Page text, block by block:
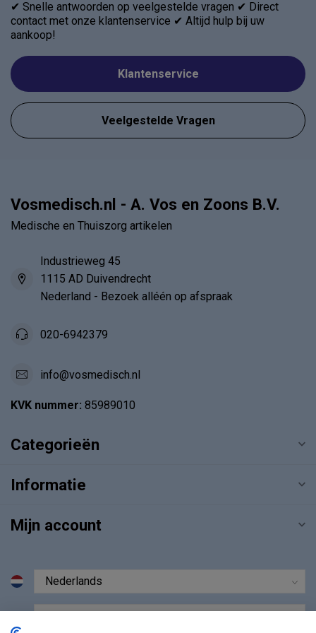
✔ Snelle antwoorden op veelgestelde vragen ✔ Direct
contact met onze klantenservice ✔ Altijd hulp bij uw
aankoop!
Klantenservice
Veelgestelde Vragen
Vosmedisch.nl - A. Vos en Zoons B.V.
Medische en Thuiszorg artikelen
Industrieweg 45
1115 AD Duivendrecht
Nederland - Bezoek alléén op afspraak
020-6942379
info@vosmedisch.nl
KVK nummer: 85989010
Categorieën
Informatie
Mijn account